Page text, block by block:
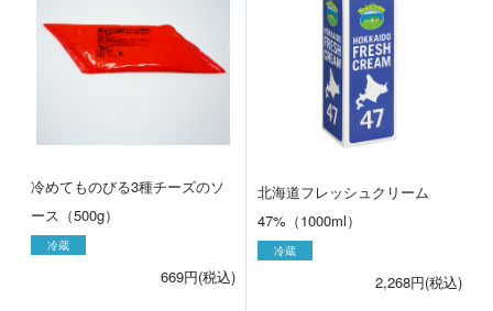
冷めてものびる3種チーズのソ
ース（500g）
冷蔵
669円(税込)
北海道フレッシュクリーム
47%（1000ml）
冷蔵
2,268円(税込)